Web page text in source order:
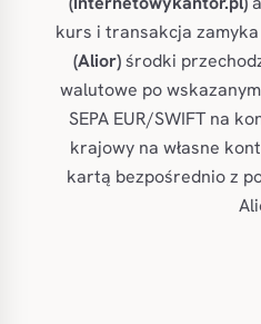
kurs i transakcja
(Alior)środki
walutowe po
SEPA EUR/SWIFT na
krajowy na własne
kartą bezpośrednio z